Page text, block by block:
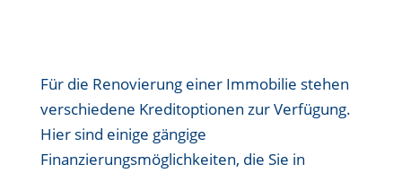
Für die Renovierung einer Immobilie stehen
verschiedene Kreditoptionen zur Verfügung.
Hier sind einige gängige
Finanzierungsmöglichkeiten, die Sie in